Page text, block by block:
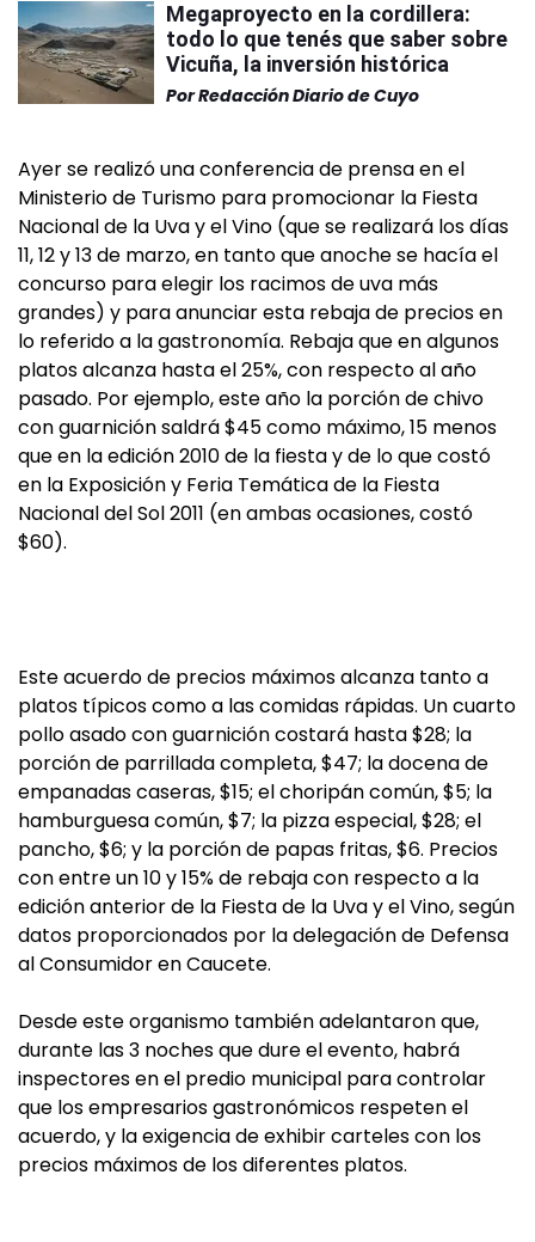
Megaproyecto en la cordillera:
todo lo que tenés que saber sobre
Vicuña, la inversión histórica
PorRedacción Diario de Cuyo
Ayer se realizó una conferencia de prensa en el
Ministerio de Turismo para promocionar la Fiesta
Nacional de la Uva y el Vino (que se realizará los días
11, 12 y 13 de marzo, en tanto que anoche se hacía el
concurso para elegir los racimos de uva más
grandes) y para anunciar esta rebaja de precios en
lo referido a la gastronomía. Rebaja que en algunos
platos alcanza hasta el 25%, con respecto al año
pasado. Por ejemplo, este año la porción de chivo
con guarnición saldrá $45 como máximo, 15 menos
que en la edición 2010 de la fiesta y de lo que costó
en la Exposición y Feria Temática de la Fiesta
Nacional del Sol 2011 (en ambas ocasiones, costó
$60).
Este acuerdo de precios máximos alcanza tanto a
platos típicos como a las comidas rápidas. Un cuarto
pollo asado con guarnición costará hasta $28; la
porción de parrillada completa, $47; la docena de
empanadas caseras, $15; el choripán común, $5; la
hamburguesa común, $7; la pizza especial, $28; el
pancho, $6; y la porción de papas fritas, $6. Precios
con entre un 10 y 15% de rebaja con respecto a la
edición anterior de la Fiesta de la Uva y el Vino, según
datos proporcionados por la delegación de Defensa
al Consumidor en Caucete.
Desde este organismo también adelantaron que,
durante las 3 noches que dure el evento, habrá
inspectores en el predio municipal para controlar
que los empresarios gastronómicos respeten el
acuerdo, y la exigencia de exhibir carteles con los
precios máximos de los diferentes platos.